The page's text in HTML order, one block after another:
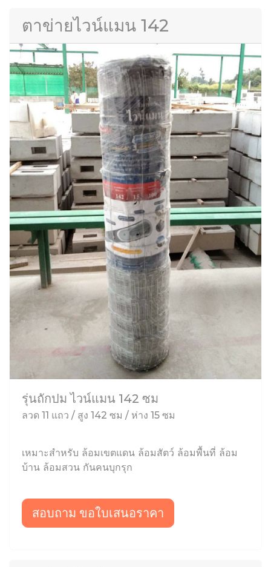
ตาข่ายไวน์แมน 142
รุ่นถักปม ไวน์แมน 142 ซม
ลวด 11 แถว / สูง 142 ซม / ห่าง 15 ซม
เหมาะสำหรับ ล้อมเขตแดน ล้อมสัตว์ ล้อมพื้นที่ ล้อม
บ้าน ล้อมสวน กันคนบุกรุก
สอบถาม ขอใบเสนอราคา